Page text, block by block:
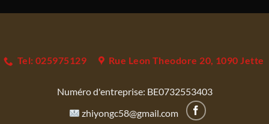
Tel: 025975129 Rue Leon Theodore 20, 1090 Jette
Numéro d'entreprise: BE0732553403
zhiyongc58@gmail.com